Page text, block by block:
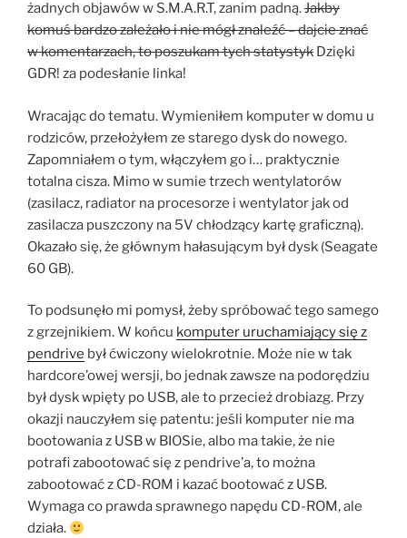
żadnych objawów w S.M.A.R.T, zanim padną.Jakby
komuś bardzo zależało i nie mógł znaleźć – dajcie znać
w komentarzach, to poszukam tych statystyk Dzięki
GDR! za podesłanie linka!
Wracając do tematu. Wymieniłem komputer w domu u
rodziców, przełożyłem ze starego dysk do nowego.
Zapomniałem o tym, włączyłem go i… praktycznie
totalna cisza. Mimo w sumie trzech wentylatorów
(zasilacz, radiator na procesorze i wentylator jak od
zasilacza puszczony na 5V chłodzący kartę graficzną).
Okazało się, że głównym hałasującym był dysk (Seagate
60 GB).
To podsunęło mi pomysł, żeby spróbować tego samego
z grzejnikiem. W końcu komputer uruchamiający się z
pendrive był ćwiczony wielokrotnie. Może nie w tak
hardcore’owej wersji, bo jednak zawsze na podorędziu
był dysk wpięty po USB, ale to przecież drobiazg. Przy
okazji nauczyłem się patentu: jeśli komputer nie ma
bootowania z USB w BIOSie, albo ma takie, że nie
potrafi zabootować się z pendrive’a, to można
zabootować z CD-ROM i kazać bootować z USB.
Wymaga co prawda sprawnego napędu CD-ROM, ale
działa.